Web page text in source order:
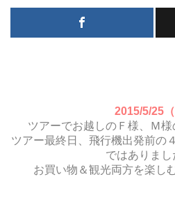
2015/5/25（
ツアーでお越しのＦ様、Ｍ様
ツアー最終日、飛行機出発前の
ではありまし
お買い物＆観光両方を楽し